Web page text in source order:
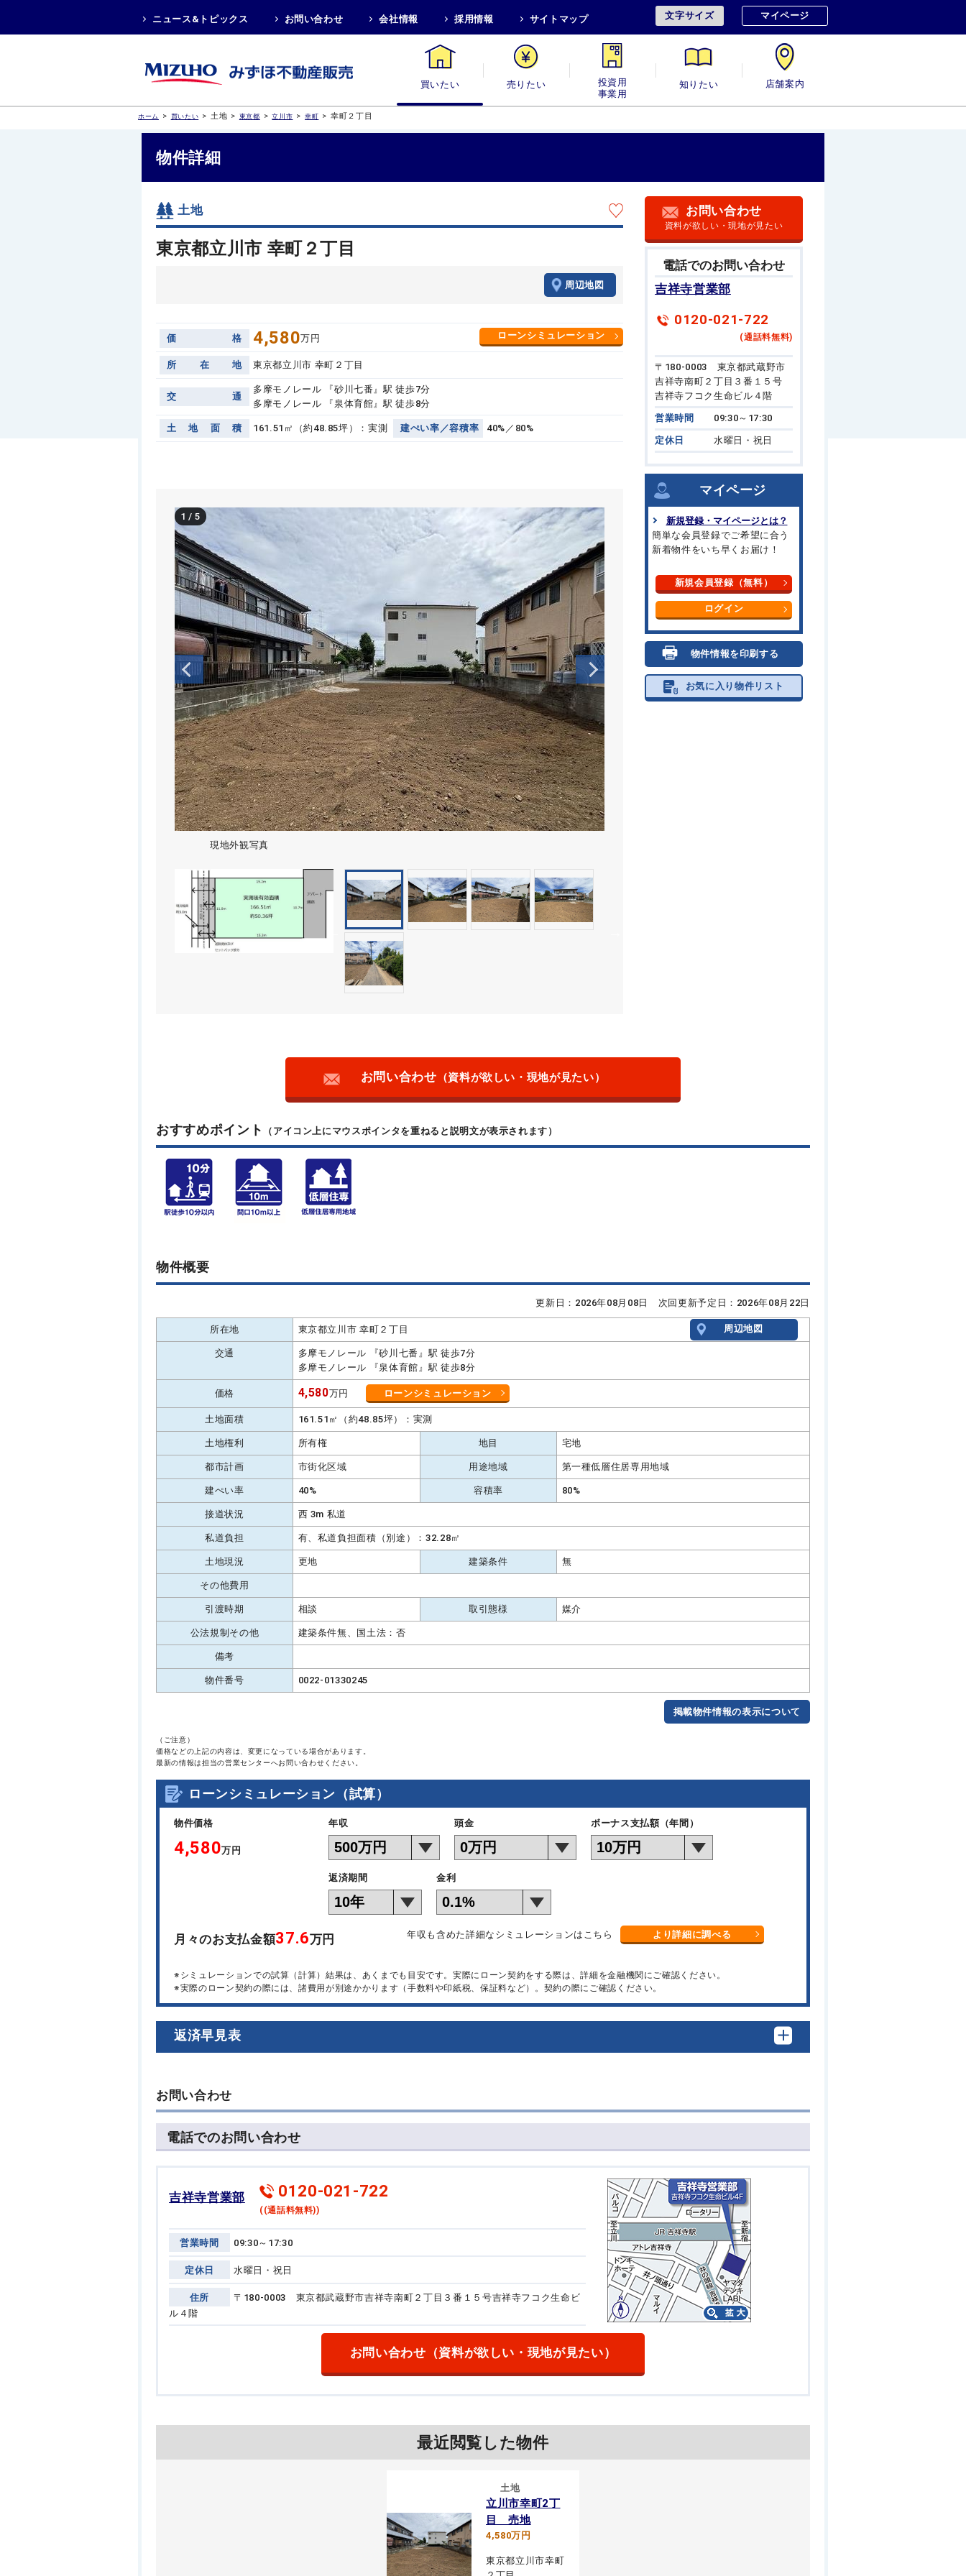
ニュース&トピックス お問い合わせ 会社情報 採用情報 サイトマップ 文字サイズ マイページ
買いたい 売りたい 投資用・事業用 知りたい 店舗案内
ホーム > 買いたい > 土地 > 東京都 > 立川市 > 幸町 > 幸町２丁目
物件詳細
土地
東京都立川市 幸町２丁目
周辺地図
価 格 4,580万円 ローンシミュレーション
所 在 地 東京都立川市 幸町２丁目
交 通
多摩モノレール 『砂川七番』駅 徒歩7分
多摩モノレール 『泉体育館』駅 徒歩8分
土 地 面 積 161.51㎡（約48.85坪）：実測 建ぺい率 ／容積率 40%／80%
現地外観写真
1 /5
お問い合わせ
資料が欲しい・現地が見たい
電話でのお問い合わせ
吉祥寺営業部
0120-021-722
(通話料無料)
〒180-0003 東京都武蔵野市
吉祥寺南町２丁目３番１５号
吉祥寺フコク生命ビル４階
営業時間 09:30～17:30
定休日 水曜日・祝日
マイページ
新規登録・マイページとは？
簡単な会員登録でご希望に合う
新着物件をいち早くお届け！
新規会員登録（無料）
ログイン
物件情報を印刷する
お気に入り物件リスト
お問い合わせ （資料が欲しい・現地が見たい）
おすすめポイント （アイコン上にマウスポインタを重ねると説明文が表示されます）
物件概要
更新日：2026年08月08日 次回更新予定日：2026年08月22日
所在地 東京都立川市 幸町２丁目 周辺地図
交通
多摩モノレール 『砂川七番』駅 徒歩7分
多摩モノレール 『泉体育館』駅 徒歩8分
価格 4,580万円 ローンシミュレーション
土地面積 161.51㎡（約48.85坪）：実測
土地権利 所有権 地目 宅地
都市計画 市街化区域 用途地域 第一種低層住居専用地域
建ぺい率 40% 容積率 80%
接道状況 西 3m 私道
私道負担 有、私道負担面積（別途）：32.28㎡
土地現況 更地 建築条件 無
その他費用
引渡時期 相談 取引態様 媒介
公法規制その他 建築条件無、国土法：否
備考
物件番号 0022-01330245
掲載物件情報の表示について
（ご注意）
価格などの上記の内容は、変更になっている場合があります。
最新の情報は担当の営業センターへお問い合わせください。
ローンシミュレーション（試算）
物件価格
4,580万円
年収 頭金 ボーナス支払額（年間）
返済期間 金利
月々のお支払金額37.6万円 年収も含めた詳細なシミュレーションはこちら より詳細に調べる
※シミュレーションでの試算（計算）結果は、あくまでも目安です。実際にローン契約をする際は、詳細を金融機関にご確認ください。
※実際のローン契約の際には、諸費用が別途かかります（手数料や印紙税、保証料など）。契約の際にご確認ください。
返済早見表
お問い合わせ
電話でのお問い合わせ
吉祥寺営業部 0120-021-722
((通話料無料))
営業時間 09:30～17:30
定休日 水曜日・祝日
住所 〒180-0003 東京都武蔵野市吉祥寺南町２丁目３番１５号吉祥寺フコク生命ビ
ル４階
お問い合わせ （資料が欲しい・現地が見たい）
最近閲覧した物件
土地
立川市幸町2丁
目 売地
4,580万円
東京都立川市幸町